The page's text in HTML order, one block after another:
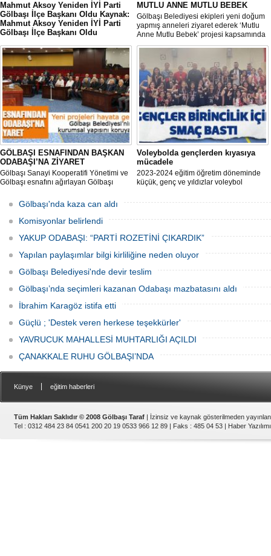
Mahmut Aksoy Yeniden İYİ Parti
Gölbaşı İlçe Başkanı Oldu Kaynak:
Mahmut Aksoy Yeniden İYİ Parti
Gölbaşı İlçe Başkanı Oldu
Mahmut Aksoy Yeniden İYİ Parti Gölbaşı
İlçe Başkanı Oldu
MUTLU ANNE MUTLU BEBEK
Gölbaşı Belediyesi ekipleri yeni doğum
yapmış anneleri ziyaret ederek ‘Mutlu
Anne Mutlu Bebek’ projesi kapsamında
hem içerisinde doğum sonrası temel
ediyor hem de uygulamalı eğitim
veriyor.
GÖLBAŞI ESNAFINDAN BAŞKAN
ODABAŞI’NA ZİYARET
Gölbaşı Sanayi Kooperatifi Yönetimi ve
Gölbaşı esnafını ağırlayan Gölbaşı
istişare ile yöneteceklerini belirterek
“Yeni projeleri hayata geçireceğiz.
Gölbaşı’mızın daha yaşanabilir, daha
düzgün, daha temiz olması için
Voleybolda gençlerden kıyasıya
mücadele
2023-2024 eğitim öğretim döneminde
küçük, genç ve yıldızlar voleybol
Gölbaşı'nda kaza can aldı
Komisyonlar belirlendi
YAKUP ODABAŞI: “PARTİ ROZETİNİ ÇIKARDIK”
Yapılan paylaşımlar bilgi kirliliğine neden oluyor
Gölbaşı Belediyesi'nde devir teslim
Gölbaşı’nda seçimleri kazanan Odabaşı mazbatasını aldı
İbrahim Karagöz istifa etti
Güçlü ; 'Destek veren herkese teşekkürler'
YAVRUCUK MAHALLESİ MUHTARLIĞI AÇILDI
ÇANAKKALE RUHU GÖLBAŞI’NDA
Künye eğitim haberleri
Tüm Hakları Saklıdır © 2008 Gölbaşı Taraf | İzinsiz ve kaynak gösterilmeden
Tel : 0312 484 23 84 0541 200 20 19 0533 966 12 89 | Faks : 485 04 53 | Haber Yazılımı